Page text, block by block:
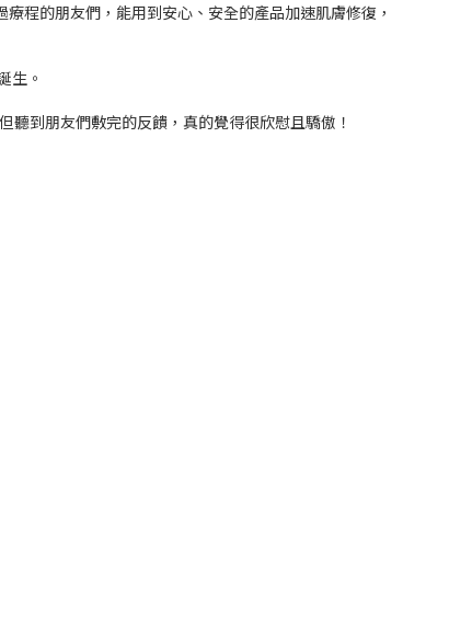
程的朋友們，能用到安心、安全的產品加速肌膚修復，
生。
到朋友們敷完的反饋，真的覺得很欣慰且驕傲！